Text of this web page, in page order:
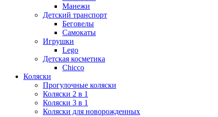
Манежи
Детский транспорт
Беговелы
Самокаты
Игрушки
Lego
Детская косметика
Chicco
Коляски
Прогулочные коляски
Коляски 2 в 1
Коляски 3 в 1
Коляски для новорожденных